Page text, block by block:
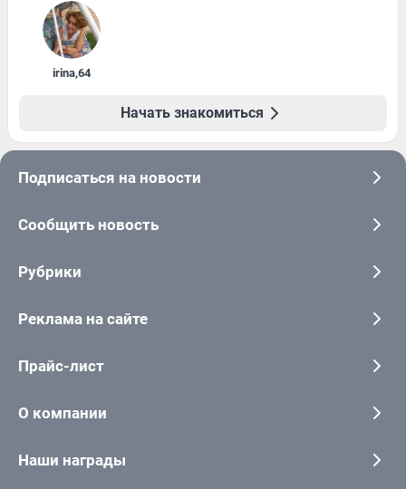
irina,64
Начать знакомиться
Подписаться на новости
Сообщить новость
Рубрики
Реклама на сайте
Прайс-лист
О компании
Наши награды